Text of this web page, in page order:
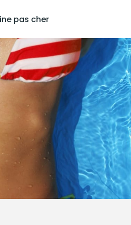
pas cher